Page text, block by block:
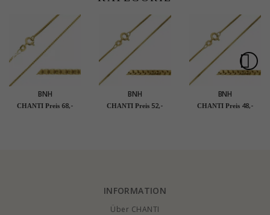
BNH
Veneziahalskette aus
CHANTI Preis 68,-
BNH
Veneziahalskette aus
CHANTI Preis 52,-
BNH
Veneziahalskette aus
CHANTI Preis 48,-
INFORMATION
Über CHANTI